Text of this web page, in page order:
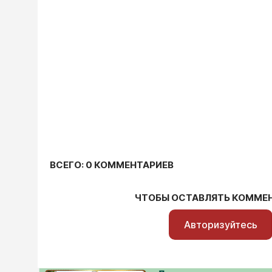
ВСЕГО: 0 КОММЕНТАРИЕВ
ЧТОБЫ ОСТАВЛЯТЬ
Авторизуйтесь